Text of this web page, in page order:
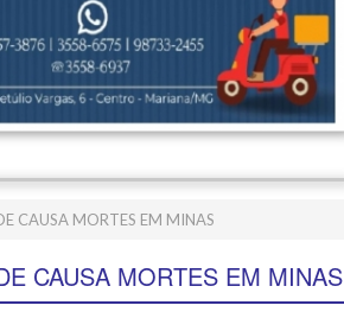
CAUSA MORTES EM MINAS
CAUSA MORTES EM MINAS